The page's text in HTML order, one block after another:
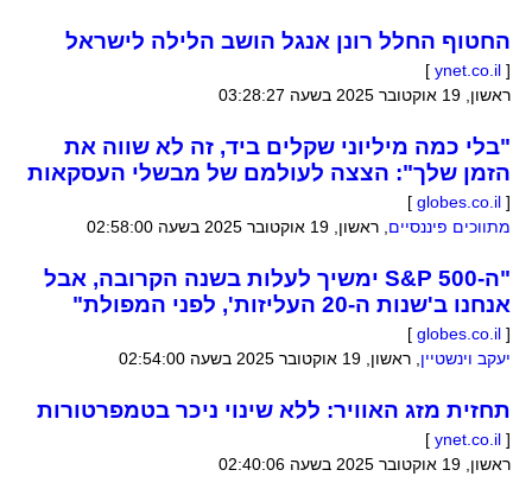
החטוף החלל רונן אנגל הושב הלילה לישראל
[
ynet.co.il
]
ראשון, 19 אוקטובר 2025 בשעה 03:28:27
"בלי כמה מיליוני שקלים ביד, זה לא שווה את
הזמן שלך": הצצה לעולמם של מבשלי העסקאות
[
globes.co.il
]
מתווכים פיננסיים ראשון, 19 אוקטובר 2025 בשעה 02:58:00
"ה-S&P 500 ימשיך לעלות בשנה הקרובה, אבל
אנחנו ב'שנות ה-20 העליזות', לפני המפולת"
[
globes.co.il
]
יעקב וינשטיין ראשון, 19 אוקטובר 2025 בשעה 02:54:00
תחזית מזג האוויר: ללא שינוי ניכר בטמפרטורות
[
ynet.co.il
]
ראשון, 19 אוקטובר 2025 בשעה 02:40:06